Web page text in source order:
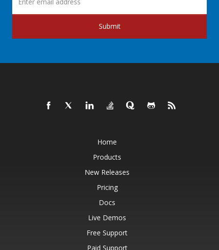
Submit
Home
Products
New Releases
Pricing
Docs
Live Demos
Free Support
Paid Support